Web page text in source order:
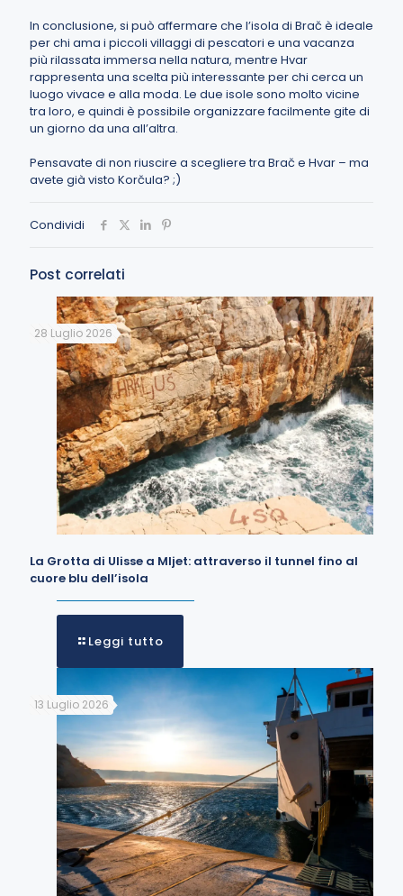
In conclusione, si può affermare che l’isola di Brač è ideale
per chi ama i piccoli villaggi di pescatori e una vacanza
più rilassata immersa nella natura, mentre Hvar
rappresenta una scelta più interessante per chi cerca un
luogo vivace e alla moda. Le due isole sono molto vicine
tra loro, e quindi è possibile organizzare facilmente gite di
un giorno da una all’altra.
Pensavate di non riuscire a scegliere tra Brač e Hvar – ma
avete già visto Korčula? ;)
Condividi
Post correlati
28 Luglio 2026
La Grotta di Ulisse a Mljet: attraverso il tunnel fino al
cuore blu dell’isola
Leggi tutto
13 Luglio 2026